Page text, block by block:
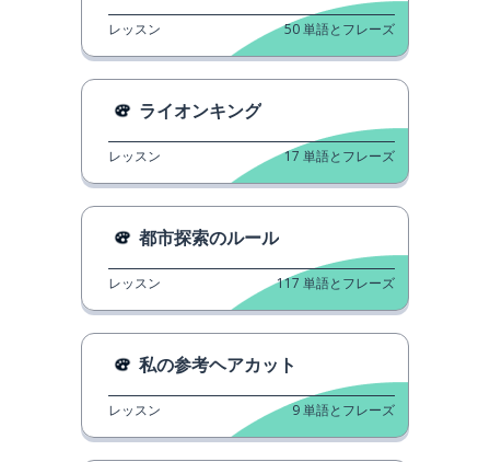
レッスン 50単語とフレーズ
ライオンキング
レッスン 17 単語とフレーズ
都市探索のルール
レッスン 117 単語とフレーズ
私の参考ヘアカット
レッスン 9単語とフレーズ